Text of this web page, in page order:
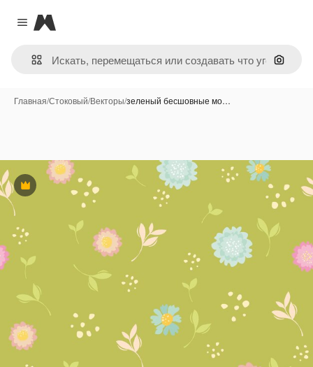
Close menu
Magnific
Поиск
Главная/Стоковый/Векторы/зеленый бесшовные мо…
Премиум